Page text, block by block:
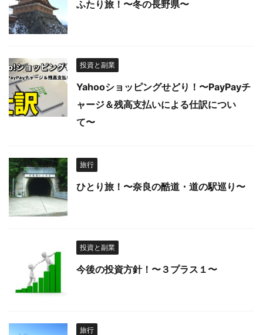
ふたり旅！〜冬の長野県〜
投資と副業
Yahooショッピングせどり！〜PayPayチ
ャージ＆残高支払いによる仕訳につい
て〜
旅行
ひとり旅！〜奈良の酷道・道の駅巡り〜
投資と副業
今後の投資方針！〜３プラス１〜
旅行